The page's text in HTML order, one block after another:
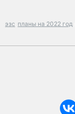
эзс планы на 2022 год